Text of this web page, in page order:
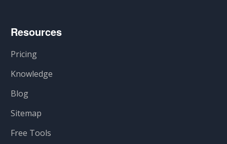
Resources
Pricing
Knowledge
Blog
Sitemap
Free Tools